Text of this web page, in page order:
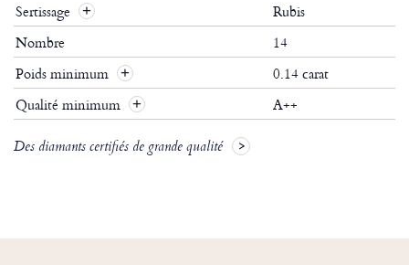
Sertissage
Rubis
Nombre
14
Poids minimum
0.14 carat
Qualité minimum
A++
Des diamants certifiés de grande qualité